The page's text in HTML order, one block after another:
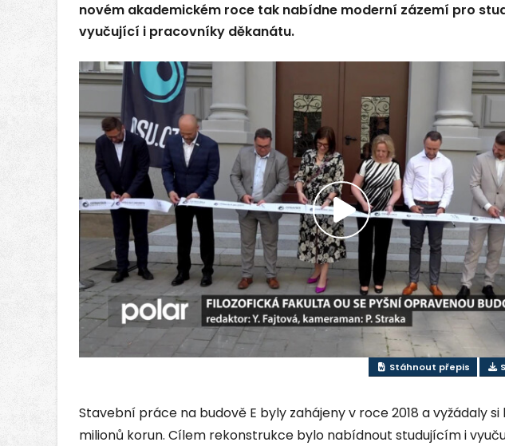
novém akademickém roce tak nabídne moderní zázemí pro
vyučující i pracovníky děkanátu.
Přehrát
video
Stáhnout přepis
Stavební práce na budově E byly zahájeny v roce 2018 a vyžádaly
milionů korun. Cílem rekonstrukce bylo nabídnout studujícím i